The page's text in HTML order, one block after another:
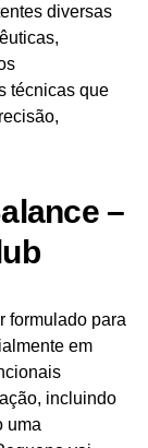
diversas
técnicas que
–
formulado para
em
incluindo
uma